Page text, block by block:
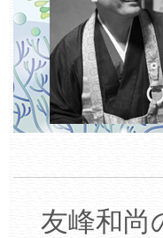
友峰和尚